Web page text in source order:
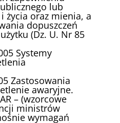
lub
życia oraz mienia, a
dopuszczeń
(Dz. U. Nr 85
Systemy
Zastosowania
awaryjne.
– (wzorcowe
ministrów
wymagań